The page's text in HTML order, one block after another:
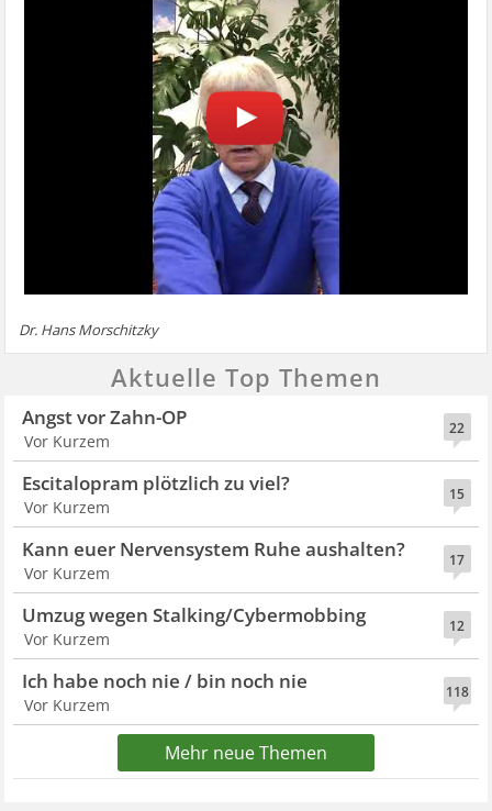
Dr. Hans Morschitzky
Aktuelle Top Themen
22
Angst vor Zahn-OP
Vor Kurzem
15
Escitalopram plötzlich zu viel?
Vor Kurzem
17
Kann euer Nervensystem Ruhe aushalten?
Vor Kurzem
12
Umzug wegen Stalking/Cybermobbing
Vor Kurzem
118
Ich habe noch nie / bin noch nie
Vor Kurzem
Mehr neue Themen